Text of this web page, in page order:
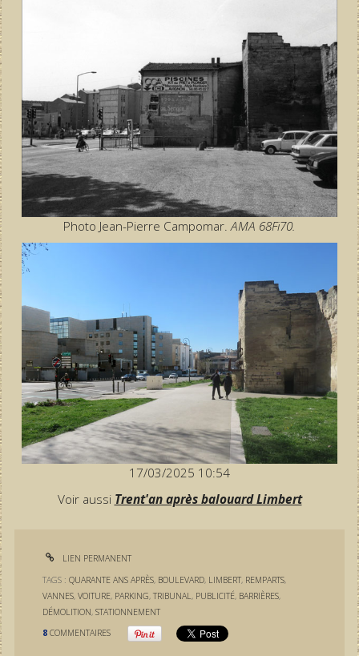
Photo Jean-Pierre Campomar.AMA 68Fi70.
17/03/2025 10:54
Voir aussi Trent'an après balouard Limbert
LIEN PERMANENT
TAGS :QUARANTE ANS APRÈS, BOULEVARD, LIMBERT, REMPARTS,
VANNES,VOITURE, PARKING,TRIBUNAL , PUBLICITÉ, BARRIÈRES,
DÉMOLITION,STATIONNEMENT
8 COMMENTAIRES